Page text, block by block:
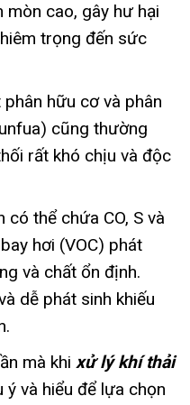
mòn cao, gây hư hại
trọng đến sức
hữu cơ và phân
cũng thường
rất khó chịu và độc
có thể chứa CO, S và
hơi (VOC) phát
và chất ổn định.
dễ phát sinh khiếu
mà khi xử lý khí thải
và hiểu để lựa chọn